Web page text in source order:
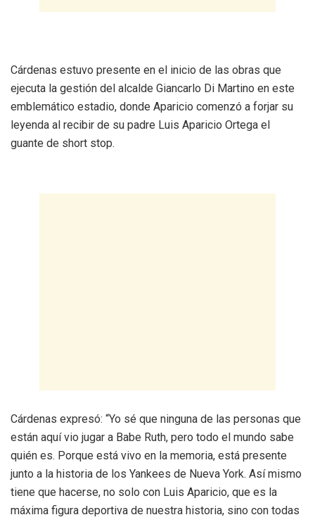
Cárdenas estuvo presente en el inicio de las obras que
ejecuta la gestión del alcalde Giancarlo Di Martino en este
emblemático estadio, donde Aparicio comenzó a forjar su
leyenda al recibir de su padre Luis Aparicio Ortega el
guante de short stop.
Cárdenas expresó: “Yo sé que ninguna de las personas que
están aquí vio jugar a Babe Ruth, pero todo el mundo sabe
quién es. Porque está vivo en la memoria, está presente
junto a la historia de los Yankees de Nueva York. Así mismo
tiene que hacerse, no solo con Luis Aparicio, que es la
máxima figura deportiva de nuestra historia, sino con todas